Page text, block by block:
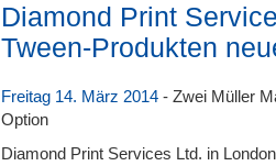
Diamond Print
Tween-Produkten
Freitag 14. März 2014 - Zwei Müller
Option
Diamond Print Services Ltd. in